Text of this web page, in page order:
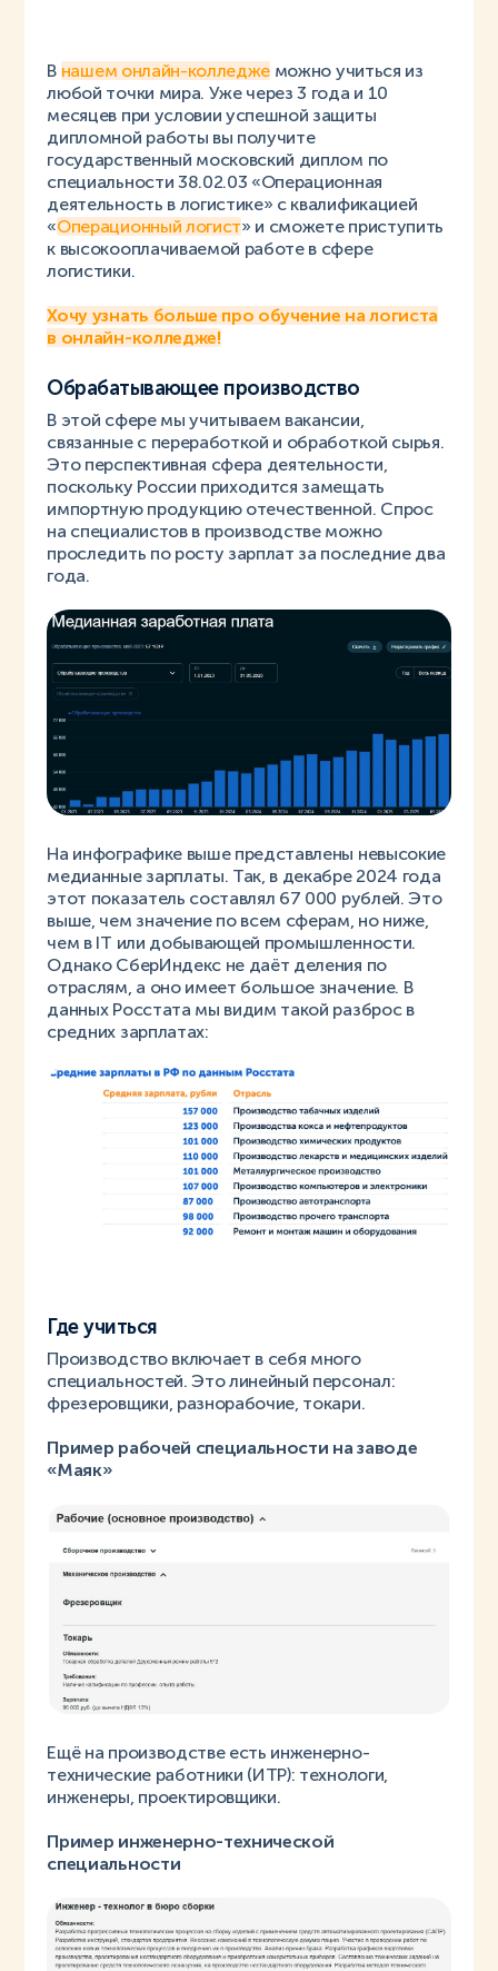
В нашем онлайн-колледже можно учиться из
любой точки мира. Уже через 3 года и 10
месяцев при условии успешной защиты
дипломной работы вы получите
государственный московский диплом по
специальности 38.02.03 «Операционная
деятельность в логистике» с квалификацией
«Операционный логист» и сможете приступить
к высокооплачиваемой работе в сфере
логистики.
Хочу узнать больше про обучение на логиста
в онлайн-колледже!
Обрабатывающее производство
В этой сфере мы учитываем вакансии,
связанные с переработкой и обработкой сырья.
Это перспективная сфера деятельности,
поскольку России приходится замещать
импортную продукцию отечественной. Спрос
на специалистов в производстве можно
проследить по росту зарплат за последние два
года.
На инфографике выше представлены невысокие
медианные зарплаты. Так, в декабре 2024 года
этот показатель составлял 67 000 рублей. Это
выше, чем значение по всем сферам, но ниже,
чем в IT или добывающей промышленности.
Однако СберИндекс не даёт деления по
отраслям, а оно имеет большое значение. В
данных Росстата мы видим такой разброс в
средних зарплатах:
Где учиться
Производство включает в себя много
специальностей. Это линейный персонал:
фрезеровщики, разнорабочие, токари.
Пример рабочей специальности на заводе
«Маяк»
Ещё на производстве есть инженерно-
технические работники (ИТР): технологи,
инженеры, проектировщики.
Пример инженерно-технической
специальности